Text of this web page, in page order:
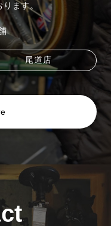
ります。
尾道店